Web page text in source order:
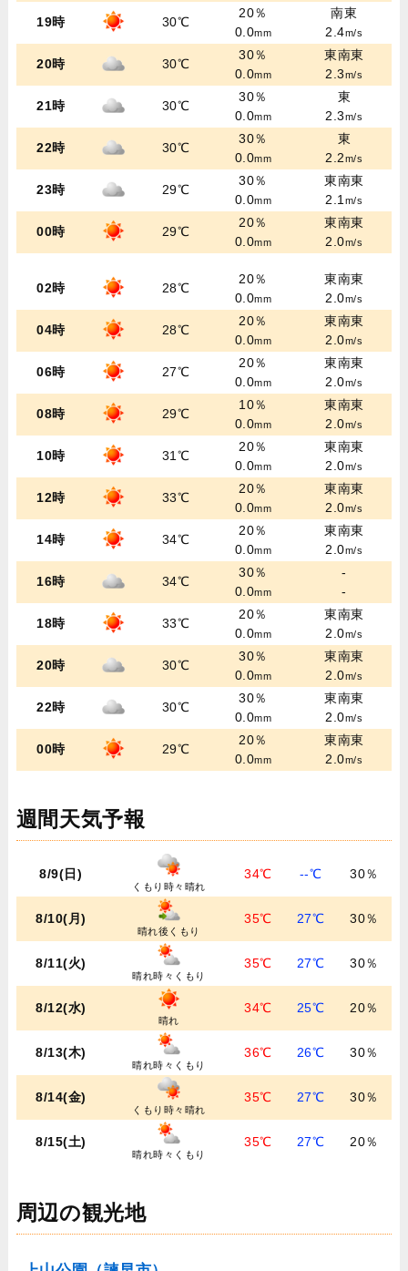
19時 30℃
20％
0.0mm
南東
2.4m/s
20時 30℃
30％
0.0mm
東南東
2.3m/s
21時 30℃
30％
0.0mm
東
2.3m/s
22時 30℃
30％
0.0mm
東
2.2m/s
23時 29℃
30％
0.0mm
東南東
2.1m/s
00時 29℃
20％
0.0mm
東南東
2.0m/s
02時 28℃
20％
0.0mm
東南東
2.0m/s
04時 28℃
20％
0.0mm
東南東
2.0m/s
06時 27℃
20％
0.0mm
東南東
2.0m/s
08時 29℃
10％
0.0mm
東南東
2.0m/s
10時 31℃
20％
0.0mm
東南東
2.0m/s
12時 33℃
20％
0.0mm
東南東
2.0m/s
14時 34℃
20％
0.0mm
東南東
2.0m/s
16時 34℃
30％
0.0mm
-
-
18時 33℃
20％
0.0mm
東南東
2.0m/s
20時 30℃
30％
0.0mm
東南東
2.0m/s
22時 30℃
30％
0.0mm
東南東
2.0m/s
00時 29℃
20％
0.0mm
東南東
2.0m/s
週間天気予報
8/9(日)
くもり時々晴れ
34℃ --℃ 30％
8/10(月)
晴れ後くもり
35℃ 27℃ 30％
8/11(火)
晴れ時々くもり
35℃ 27℃ 30％
8/12(水)
晴れ
34℃ 25℃ 20％
8/13(木)
晴れ時々くもり
36℃ 26℃ 30％
8/14(金)
くもり時々晴れ
35℃ 27℃ 30％
8/15(土)
晴れ時々くもり
35℃ 27℃ 20％
周辺の観光地